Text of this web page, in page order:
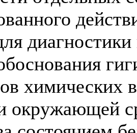
химических
окружающей